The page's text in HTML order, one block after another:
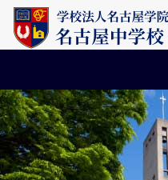
コンテンツへスキップ
メインナビゲ